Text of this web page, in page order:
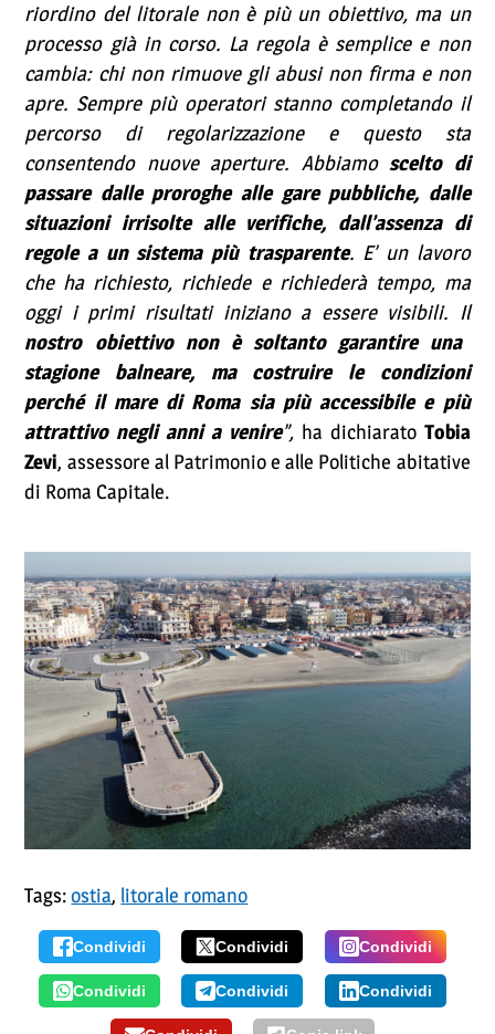
riordino del litorale non è più un obiettivo, ma un
processo già in corso. La regola è semplice e non
cambia: chi non rimuove gli abusi non firma e non
apre. Sempre più operatori stanno completando il
percorso di regolarizzazione e questo sta
consentendo nuove aperture. Abbiamoscelto di
passare dalle proroghe alle gare pubbliche, dalle
situazioni irrisolte alle verifiche, dall’assenza di
regole a un sistema più trasparente. E’ un lavoro
che ha richiesto, richiede e richiederà tempo, ma
oggi i primi risultati iniziano a essere visibili. Il
nostro obiettivo non è soltanto garantire una
stagione balneare, ma costruire le condizioni
perché il mare di Roma sia più accessibile e più
attrattivo negli anni a venire”,ha dichiarato Tobia
Zevi, assessore al Patrimonio e alle Politiche abitative
di Roma Capitale.
Tags:ostia, litorale romano
Condividi Condividi Condividi
Condividi Condividi Condividi